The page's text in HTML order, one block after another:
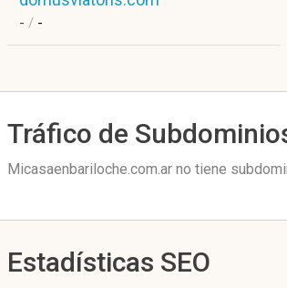
- / -
Tráfico de
Micasaenbariloche.com.ar no tiene
Estadísticas SEO